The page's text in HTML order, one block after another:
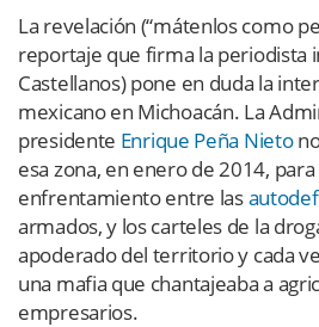
La revelación (“mátenlos como
reportaje que firma la periodista
Castellanos) pone en duda la
mexicano en Michoacán. La
presidente Enrique Peña Nieto
esa zona, en enero de 2014,
enfrentamiento entre las
armados, y los carteles de la
apoderado del territorio y cada
una mafia que chantajeaba a
empresarios.